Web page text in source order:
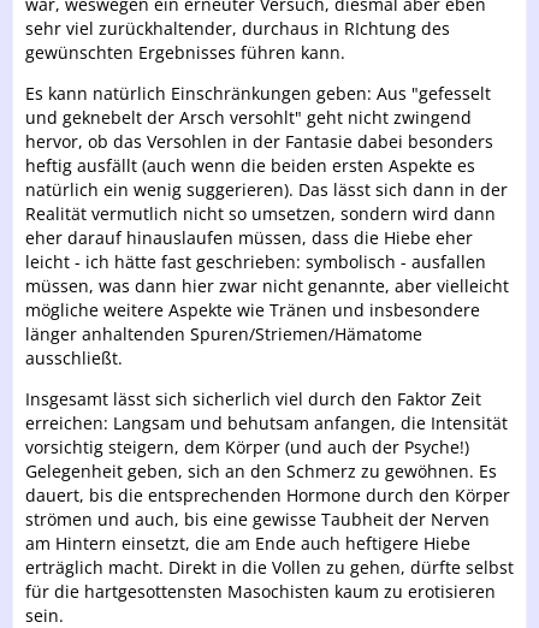
sehr viel zurückhaltender, durchaus in RIchtung des
gewünschten Ergebnisses führen kann.
Es kann natürlich Einschränkungen geben: Aus "gefesselt
und geknebelt der Arsch versohlt" geht nicht zwingend
hervor, ob das Versohlen in der Fantasie dabei besonders
heftig ausfällt (auch wenn die beiden ersten Aspekte es
natürlich ein wenig suggerieren). Das lässt sich dann in der
Realität vermutlich nicht so umsetzen, sondern wird dann
eher darauf hinauslaufen müssen, dass die Hiebe eher
leicht - ich hätte fast geschrieben: symbolisch - ausfallen
müssen, was dann hier zwar nicht genannte, aber vielleicht
mögliche weitere Aspekte wie Tränen und insbesondere
länger anhaltenden Spuren/Striemen/Hämatome
ausschließt.
Insgesamt lässt sich sicherlich viel durch den Faktor Zeit
erreichen: Langsam und behutsam anfangen, die Intensität
vorsichtig steigern, dem Körper (und auch der Psyche!)
Gelegenheit geben, sich an den Schmerz zu gewöhnen. Es
dauert, bis die entsprechenden Hormone durch den Körper
strömen und auch, bis eine gewisse Taubheit der Nerven
am Hintern einsetzt, die am Ende auch heftigere Hiebe
erträglich macht. Direkt in die Vollen zu gehen, dürfte selbst
für die hartgesottensten Masochisten kaum zu erotisieren
sein.